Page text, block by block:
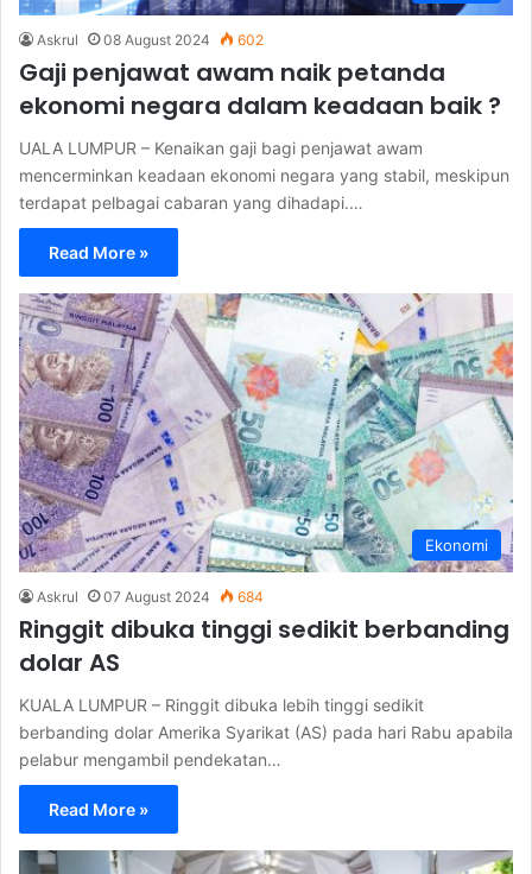
Askrul 08 August 2024 602
Gaji penjawat awam naik petanda
ekonomi negara dalam keadaan baik ?
UALA LUMPUR – Kenaikan gaji bagi penjawat awam
mencerminkan keadaan ekonomi negara yang stabil, meskipun
terdapat pelbagai cabaran yang dihadapi.…
Read More »
Ekonomi
Askrul 07 August 2024 684
Ringgit dibuka tinggi sedikit berbanding
dolar AS
KUALA LUMPUR – Ringgit dibuka lebih tinggi sedikit
berbanding dolar Amerika Syarikat (AS) pada hari Rabu apabila
pelabur mengambil pendekatan…
Read More »